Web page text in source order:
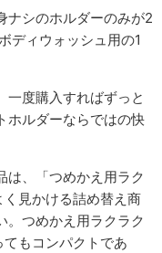
ナシのホルダーのみが2
ディウォッシュ用の1
一度購入すればずっと
ホルダーならではの快
は、「つめかえ用ラク
見かける詰め替え商
。つめかえ用ラクラク
もコンパクトであ